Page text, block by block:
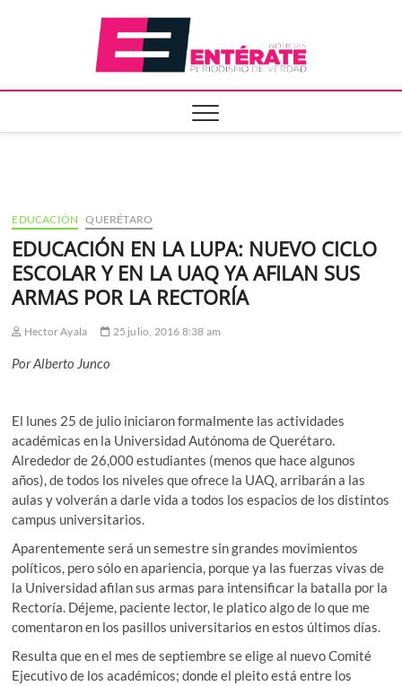
EDUCACIÓN QUERÉTARO
EDUCACIÓN EN LA LUPA: NUEVO CICLO
ESCOLAR Y EN LA UAQ YA AFILAN SUS
ARMAS POR LA RECTORÍA
Hector Ayala 25 julio, 2016 8:38 am
Por Alberto Junco
El lunes 25 de julio iniciaron formalmente las actividades
académicas en la Universidad Autónoma de Querétaro.
Alrededor de 26,000 estudiantes (menos que hace algunos
años), de todos los niveles que ofrece la UAQ, arribarán a las
aulas y volverán a darle vida a todos los espacios de los distintos
campus universitarios.
Aparentemente será un semestre sin grandes movimientos
políticos, pero sólo en apariencia, porque ya las fuerzas vivas de
la Universidad afilan sus armas para intensificar la batalla por la
Rectoría. Déjeme, paciente lector, le platico algo de lo que me
comentaron en los pasillos universitarios en estos últimos días.
Resulta que en el mes de septiembre se elige al nuevo Comité
Ejecutivo de los académicos; donde el pleito está entre los